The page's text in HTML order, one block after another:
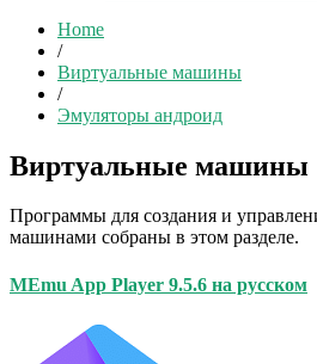
Home
/
Виртуальные машины
/
Эмуляторы андроид
Виртуальные машины
Программы для создания и
машинами собраны в этом разделе.
MEmu App Player 9.5.6 на русском